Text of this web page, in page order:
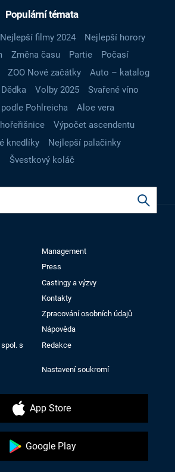
Populární témata
Nejlepší filmy 2024
Nejlepší horory
Změna času Partie
Počasí
ZOO Nové začátky
Auto – katalog
Volby 2025
Svařené víno
Pohlreicha
Aloe vera
Výpočet ascendentu
knedlíky
Nejlepší palačinky
Švestkový koláč
Management
Press
Castingy a výzvy
Kontakty
Zpracování osobních údajů
Nápověda
s
Redakce
Nastavení soukromí
App Store
Google Play